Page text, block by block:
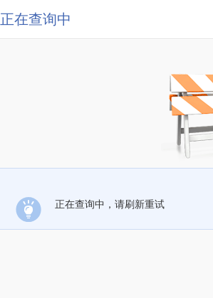
正在查询中
正在查询中，请刷新重试